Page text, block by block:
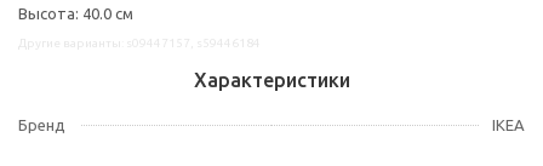
Высота: 40.0 см
Характеристики
Бренд IKEA